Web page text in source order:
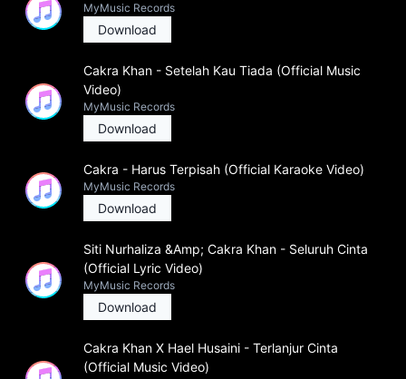
MyMusic Records
Download
Cakra Khan - Setelah Kau Tiada (Official Music
Video)
MyMusic Records
Download
Cakra - Harus Terpisah (Official Karaoke Video)
MyMusic Records
Download
Siti Nurhaliza &Amp; Cakra Khan - Seluruh Cinta
(Official Lyric Video)
MyMusic Records
Download
Cakra Khan X Hael Husaini - Terlanjur Cinta
(Official Music Video)